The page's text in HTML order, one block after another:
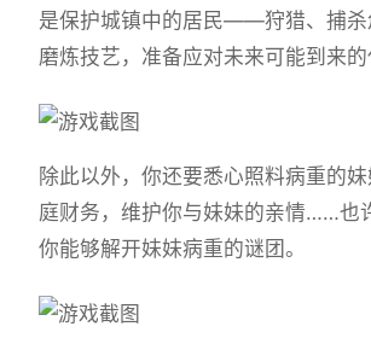
是保护城镇中的居民——狩猎、捕杀
磨炼技艺，准备应对未来可能到来的
除此以外，你还要悉心照料病重的
庭财务，维护你与妹妹的亲情……也
你能够解开妹妹病重的谜团。